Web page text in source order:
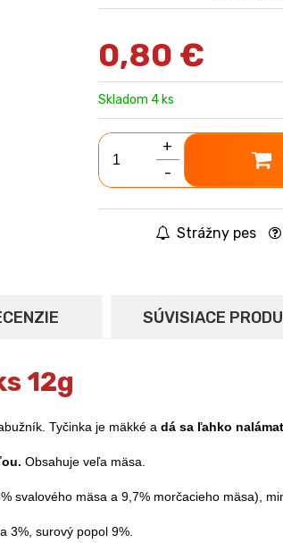
0,80 €
Skladom 4 ks
+
-
Strážny pes
SÚVISIACE
12g
Tyčinka je mäkké a dá sa ľahko
Obsahuje veľa mäsa.
svalového mäsa a 9,7% morčacieho mäsa),
3%, surový popol 9%.